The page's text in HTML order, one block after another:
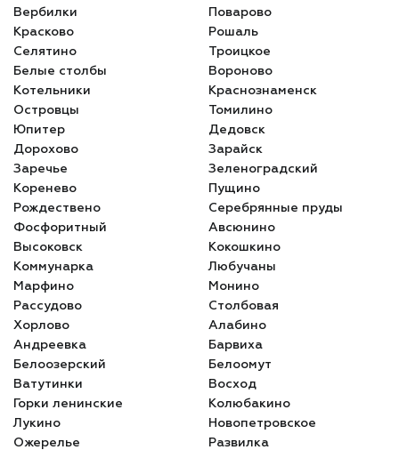
Вербилки
Поварово
Красково
Рошаль
Селятино
Троицкое
Белые столбы
Вороново
Котельники
Краснознаменск
Островцы
Томилино
Юпитер
Дедовск
Дорохово
Зарайск
Заречье
Зеленоградский
Коренево
Пущино
Рождествено
Серебрянные пруды
Фосфоритный
Авсюнино
Высоковск
Кокошкино
Коммунарка
Любучаны
Марфино
Монино
Рассудово
Столбовая
Хорлово
Алабино
Андреевка
Барвиха
Белоозерский
Белоомут
Ватутинки
Восход
Горки ленинские
Колюбакино
Лукино
Новопетровское
Ожерелье
Развилка